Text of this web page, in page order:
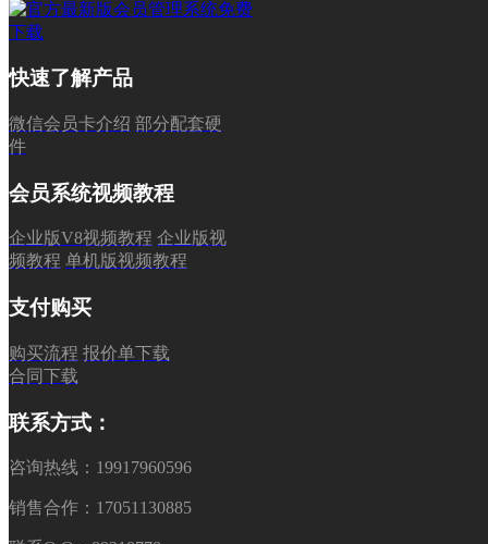
快速了解产品
微信会员卡介绍 部分配套硬
件
会员系统视频教程
企业版V8视频教程 企业版视
频教程 单机版视频教程
支付购买
购买流程 报价单下载
合同下载
联系方式：
咨询热线：19917960596
销售合作：17051130885